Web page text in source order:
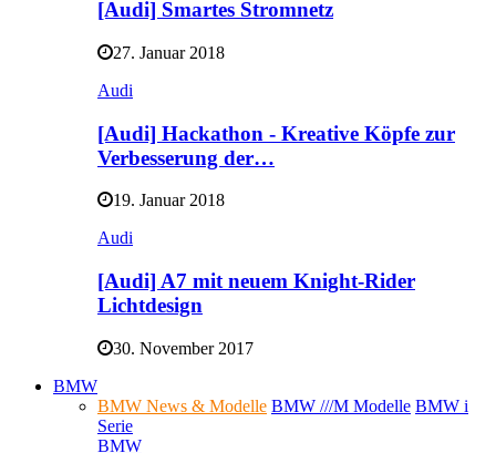
[Audi] Smartes Stromnetz
27. Januar 2018
Audi
[Audi] Hackathon - Kreative Köpfe zur
Verbesserung der…
19. Januar 2018
Audi
[Audi] A7 mit neuem Knight-Rider
Lichtdesign
30. November 2017
BMW
BMW News & Modelle BMW ///M Modelle BMW i
Serie
BMW